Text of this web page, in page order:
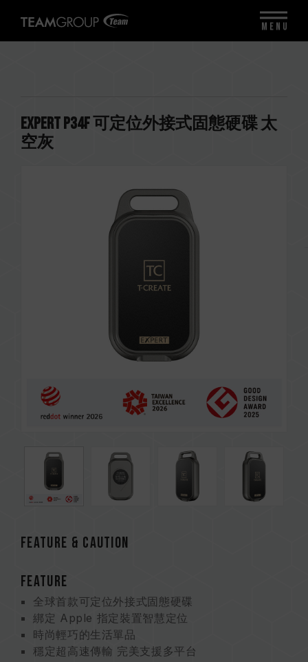
EXPERT P34F 可定位外接式固態硬碟 太
空灰
FEATURE & CAUTION
FEATURE
全球首款可定位外接式固態硬碟
綁定 Apple 指定裝置智慧定位
時尚輕巧的生活單品
穩定超高速傳輸 完美支援多平台
MENU